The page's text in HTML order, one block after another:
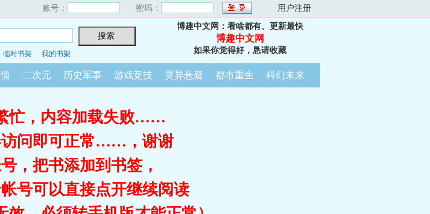
账号： 密码： 用户注册
临时书架 我的书架
博趣中文网：看啥都有、更新最快
博趣中文网
如果你觉得好，恳请收藏
二次元 历史军事 游戏竞技 灵异悬疑 都市重生 科幻未来
忙，内容加载失败……
访问即可正常……，谢谢
，把书添加到书签，
号可以直接点开继续阅读